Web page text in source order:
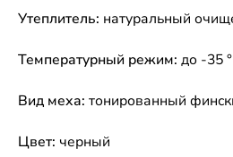
Утеплитель: натуральный
Температурный режим: до -35
Вид меха: тонированный
Цвет: черный